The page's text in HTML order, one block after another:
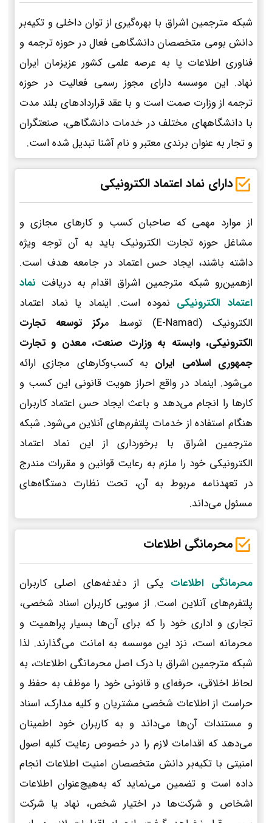
شبکه مترجمین اشراق با بهره‌گیری از توان داخلی و تکیه‌بر
دانش بومی متخصصان دانشگاهی فعال در حوزه ترجمه و
فناوری اطلاعات پا به عرصه علمی کشور عزیزمان ایران
نهاد. این موسسه دارای مجوز رسمی فعالیت در حوزه
ترجمه از وزارت صمت است و با عقد قراردادهای بلند مدت
با دانشگاههای مختلف در خدمات دانشگاهی، صنعتگران
و تجار به عنوان برندی معتبر و نام آشنا تبدیل شده است.
دارای نماد اعتماد الکترونیکی
از موارد مهمی که صاحبان کسب و کارهای مجازی و
مشاغل حوزه تجارت الکترونیک باید به آن توجه ویژه
داشته باشند، ایجاد حس اعتماد در جامعه هدف است.
ازهمین‌رو شبکه مترجمین اشراق اقدام به دریافت نماد
اعتماد الکترونیکی نموده است. اینماد یا نماد اعتماد
الکترونیک (E-Namad) توسط م
رکز توسعه تجارت
الکترونیکی، وابسته به وزارت صنعت، معدن و تجارت
جمهوری اسلامی ایران به کسب‌وکارهای مجازی ارائه
می‌شود. اینماد در واقع احراز هویت قانونی این کسب و
کارها را انجام می‌دهد و باعث ایجاد حس اعتماد کاربران
هنگام استفاده از خدمات پلتفرم‌های آنلاین می‌شود. شبکه
مترجمین اشراق با برخورداری از این نماد اعتماد
الکترونیکی خود را ملزم به رعایت قوانین و مقررات مندرج
در تعهدنامه مربوط به آن، تحت نظارت دستگاه‌های
مسئول می‌داند.
محرمانگی اطلاعات
محرمانگی اطلاعات یکی از دغدغه‌های اصلی کاربران
پلتفرم‌های آنلاین است. از سویی کاربران اسناد شخصی،
تجاری و اداری خود را که برای آن‌ها بسیار پراهمیت و
محرمانه است، نزد این موسسه به امانت می‌گذارند. لذا
شبکه مترجمین اشراق با درک اصل محرمانگی اطلاعات، به
لحاظ اخلاقی، حرفه‌ای و قانونی خود را موظف به حفظ و
حراست از اطلاعات شخصی مشتریان و کلیه مدارک، اسناد
و مستندات آن‌ها می‌داند و به کاربران خود اطمینان
می‌دهد که اقدامات لازم را در خصوص رعایت کلیه اصول
امنیتی با تکیه‌بر دانش متخصصان امنیت اطلاعات انجام
داده است و تضمین می‌نماید که به‌هیچ‌عنوان اطلاعات
اشخاص و شرکت‌ها در اختیار شخص، نهاد یا شرکت